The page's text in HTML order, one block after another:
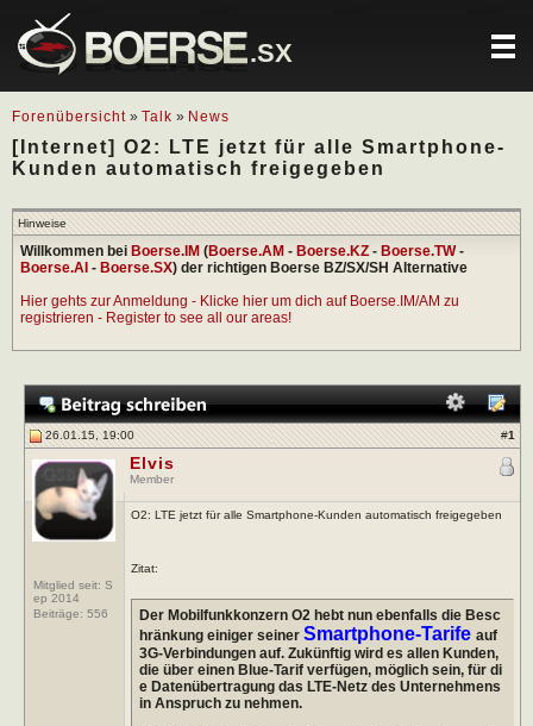
.SX
Forenübersicht » Talk » News
[Internet] O2: LTE jetzt für alle Smartphone-
Kunden automatisch freigegeben
Hinweise
Willkommen bei Boerse.IM (Boerse.AM - Boerse.KZ - Boerse.TW-
Boerse.AI - Boerse.SX) der richtigen Boerse BZ/SX/SH Alternative
Hier gehts zur Anmeldung - Klicke hier um dich auf Boerse.IM/AM zu
registrieren - Register to see all our areas!
26.01.15, 19:00 #1
Mitglied seit: S
ep 2014
Beiträge: 556
Elvis
Member
O2: LTE jetzt für alle Smartphone-Kunden automatisch freigegeben
Zitat:
Der Mobilfunkkonzern O2 hebt nun ebenfalls die Besc
hränkung einiger seiner Smartphone-Tarife auf
3G-Verbindungen auf. Zukünftig wird es allen Kunden,
die über einen Blue-Tarif verfügen, möglich sein, für di
e Datenübertragung das LTE-Netz des Unternehmens
in Anspruch zu nehmen.